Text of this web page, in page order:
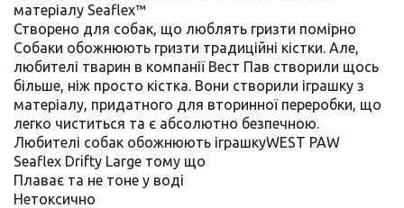
матеріалу Seaflex™
Створено для собак, що люблять гризти помірно
Собаки обожнюють гризти традиційні кістки. Але,
любителі тварин в компанії Вест Пав створили щось
більше, ніж просто кістка. Вони створили іграшку з
матеріалу, придатного для вторинної переробки, що
легко чиститься та є абсолютно безпечною.
Любителі собак обожнюють іграшкуWEST PAW
Seaflex Drifty Large тому що
Плаває та не тоне у воді
Нетоксично